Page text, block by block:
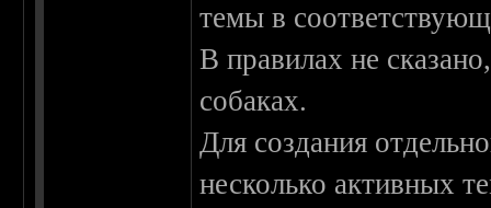
темы в
В правилах не
собаках.
Для создания
несколько активных